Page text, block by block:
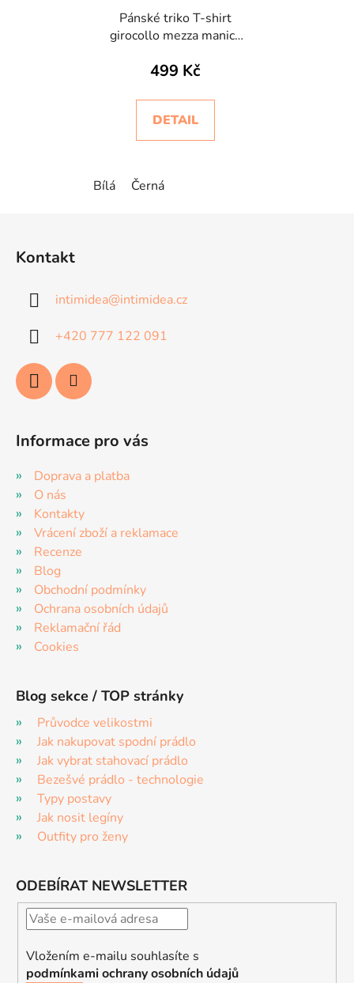
Pánské triko T-shirt
girocollo mezza manica
499 Kč
DETAIL
Bílá Černá
Kontakt
intimidea@intimidea.cz
+420 777 122 091
Informace pro vás
Doprava a platba
O nás
Kontakty
Vrácení zboží a reklamace
Recenze
Blog
Obchodní podmínky
Ochrana osobních údajů
Reklamační řád
Cookies
Blog sekce / TOP stránky
Průvodce velikostmi
Jak nakupovat spodní prádlo
Jak vybrat stahovací prádlo
Bezešvé prádlo - technologie
Typy postavy
Jak nosit legíny
Outfity pro ženy
ODEBÍRAT NEWSLETTER
Vložením e-mailu souhlasíte s
podmínkami ochrany osobních údajů